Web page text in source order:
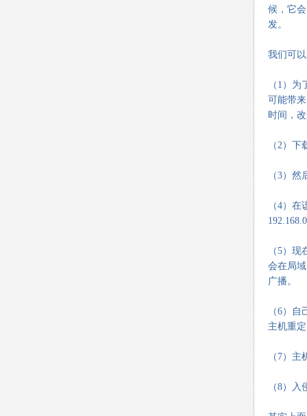
候，它
发。
我们可
（1）
可能带
时间，
（2）
（3）
（4）
（5）
会在局
广播。
（6）
主机重
（7）
（8）